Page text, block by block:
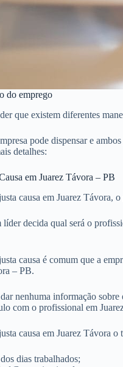
do emprego
que existem diferentes
pode dispensar e
detalhes:
em Juarez Távora – PB
causa em Juarez
decida qual será o
causa é comum que a
– PB.
nenhuma informação
com o profissional em
causa em Juarez Távora
dias trabalhados;